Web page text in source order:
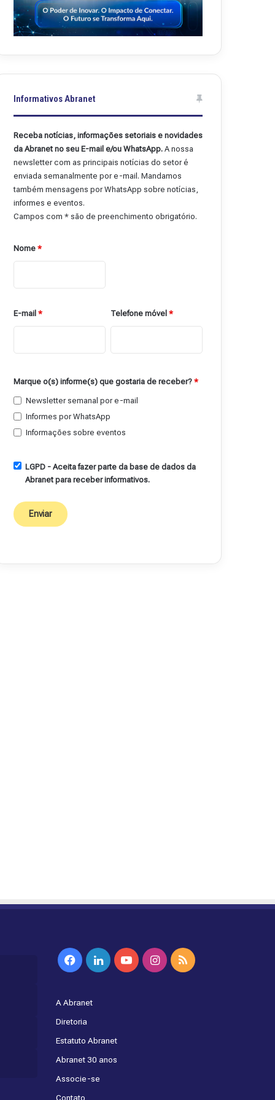
Informativos Abranet
Receba notícias, informações setoriais e novidades
da Abranet no seu E-mail e/ou WhatsApp.A nossa
newsletter com as principais notícias do setor é
enviada semanalmente por e-mail. Mandamos
também mensagens por WhatsApp sobre notícias,
informes e eventos.
Campos com * são de preenchimento obrigatório.
Nome*
E-mail* Telefone móvel *
Marque o(s) informe(s) que gostaria de receber?*
Newsletter semanal por e-mail
Informes por WhatsApp
Informações sobre eventos
LGPD - Aceita fazer parte da base de dados da
Abranet para receber informativos.
FacebookLinkedinYouTubeInstagram
RSS
A Abranet
Diretoria
Estatuto Abranet
Abranet 30 anos
Associe-se
Contato